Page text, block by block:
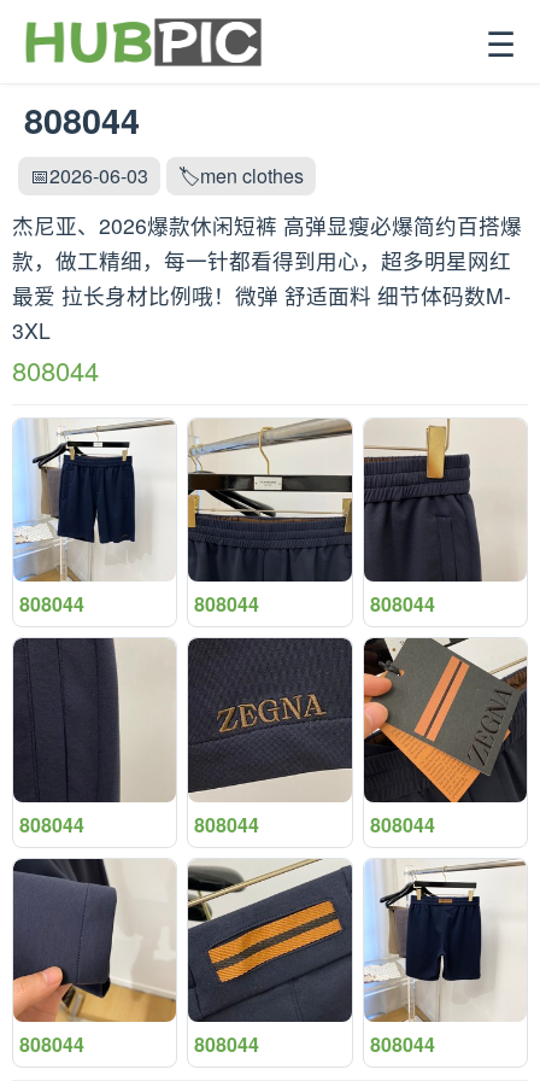
☰
808044
📅2026-06-03 🏷️men clothes
杰尼亚、2026爆款休闲短裤 高弹显瘦必爆简约百搭爆
款，做工精细，每一针都看得到用心，超多明星网红
最爱 拉长身材比例哦！微弹 舒适面料 细节体码数M-
3XL
808044
808044 808044 808044
808044 808044 808044
808044 808044 808044